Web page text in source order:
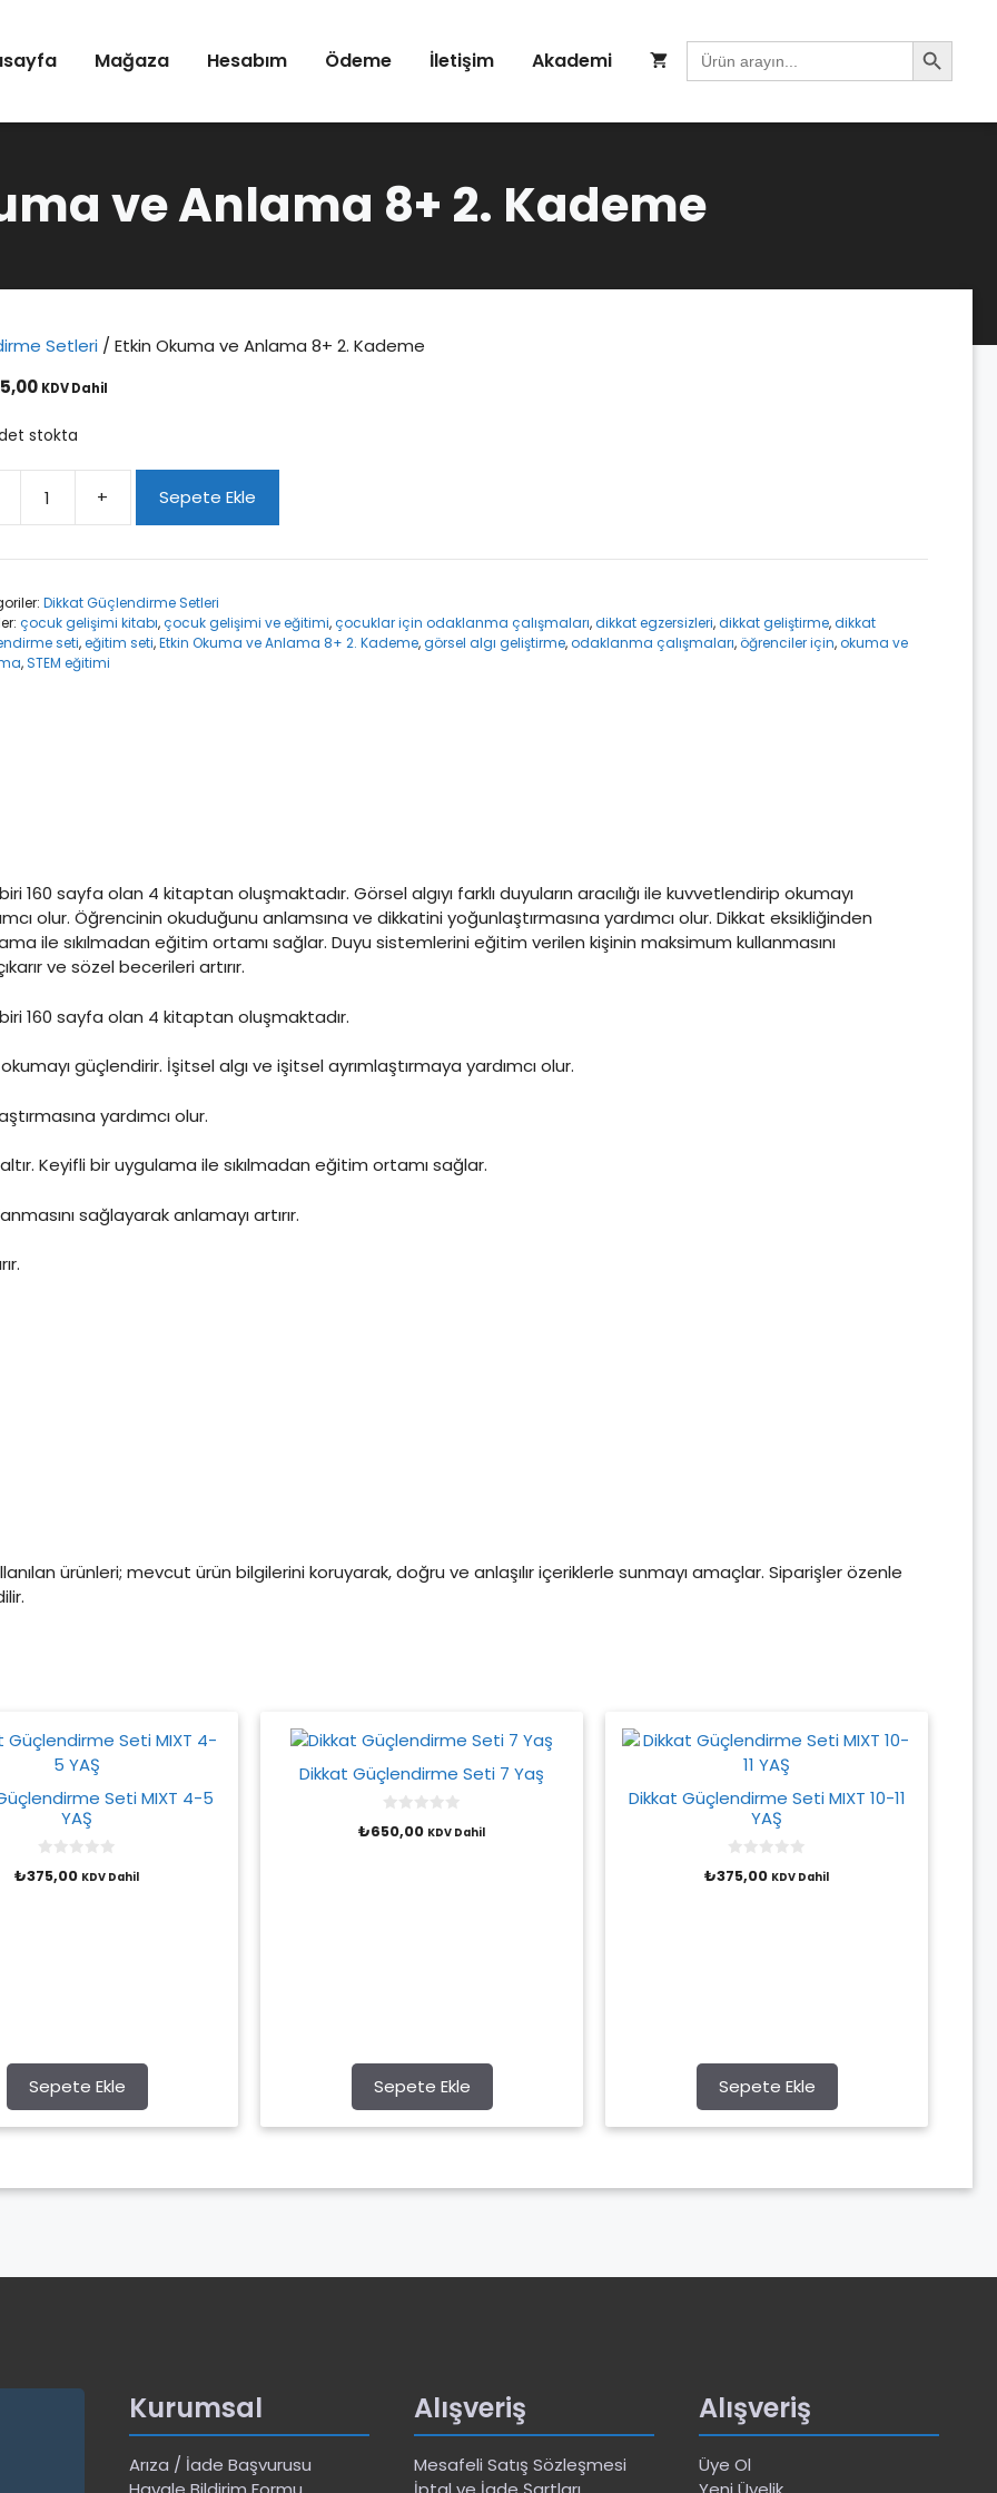
Mağaza Hesabım Ödeme İletişim Akademi Search
for:
Search Button
ve Anlama 8+ 2. Kademe
Setleri / Etkin Okuma ve Anlama 8+ 2. Kademe
KDV Dahil
stokta
+ Sepete Ekle
Dikkat Güçlendirme Setleri
çocuk gelişimi kitabı,çocuk gelişimi ve eğitimi,çocuklar için odaklanma çalışmaları,dikkat egzersizleri,dikkat geliştirme,dikkat
seti,eğitim seti,Etkin Okuma ve Anlama 8+ 2. Kademe,görsel algı geliştirme,odaklanma çalışmaları,öğrenciler için,okuma ve
,STEM eğitimi
160 sayfa olan 4 kitaptan oluşmaktadır. Görsel algıyı farklı duyuların aracılığı ile kuvvetlendirip okumayı
olur. Öğrencinin okuduğunu anlamsına ve dikkatini yoğunlaştırmasına yardımcı olur. Dikkat eksikliğinden
ile sıkılmadan eğitim ortamı sağlar. Duyu sistemlerini eğitim verilen kişinin maksimum kullanmasını
ve sözel becerileri artırır.
biri 160 sayfa olan 4 kitaptan oluşmaktadır.
güçlendirir. İşitsel algı ve işitsel ayrımlaştırmaya yardımcı olur.
yardımcı olur.
Keyifli bir uygulama ile sıkılmadan eğitim ortamı sağlar.
sağlayarak anlamayı artırır.
ürünleri; mevcut ürün bilgilerini koruyarak, doğru ve anlaşılır içeriklerle sunmayı amaçlar. Siparişler özenle
Seti MIXT 4-5
YAŞ
o
₺375,00 KDV Dahil
Sepete Ekle
Dikkat Güçlendirme Seti 7 Yaş
o
₺650,00 KDV Dahil
Sepete Ekle
Dikkat Güçlendirme Seti MIXT 10-11
YAŞ
o
₺375,00 KDV Dahil
Sepete Ekle
Kurumsal
Arıza / İade Başvurusu
Alışveriş
Mesafeli Satış Sözleşmesi
Alışveriş
Üye Ol